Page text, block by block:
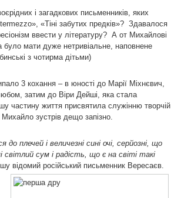
і загадкових письменників, яких
«Тіні забутих предків»? Здавалося
ввести у літературу? А от Михайлові
мати дуже нетривіальне, наповнене
з чотирма дітьми)
3 кохання – в юності до Марії Міхнєвич,
затим до Віри Дейші, яка стала
частину життя присвятила служінню творчій
зустрів дещо запізно.
плечей і величезні сині очі, серйозні, що
сум і радість, що є на світі такі
відомий російський письменник Вересаєв.